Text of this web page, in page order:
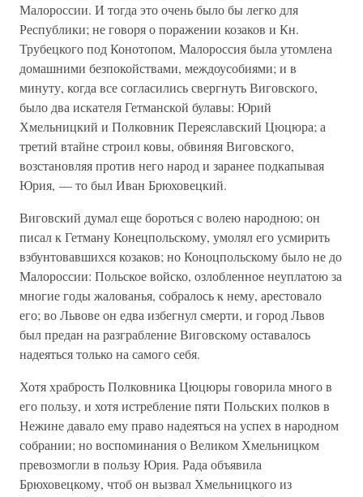
Малороссии. И тогда это очень было бы легко для
Республики; не говоря о поражении козаков и Кн.
Трубецкого под Конотопом, Малороссия была утомлена
домашними безпокойствами, междоусобиями; и в
минуту, когда все согласились свергнуть Виговского,
было два искателя Гетманской булавы: Юрий
Хмельницкий и Полковник Переяславский Цюцюра; а
третий втайне строил ковы, обвиняя Виговского,
возстановляя против него народ и заранее подкапывая
Юрия, — то был Иван Брюховецкий.
Виговский думал еще бороться с волею народною; он
писал к Гетману Конецпольскому, умолял его усмирить
взбунтовавшихся козаков; но Коноцпольскому было не до
Малороссии: Польское войско, озлобленное неуплатою за
многие годы жалованья, собралось к нему, арестовало
его; во Львове он едва избегнул смерти, и город Львов
был предан на разграбление Виговскому оставалось
надеяться только на самого себя.
Хотя храбрость Полковника Цюцюры говорила много в
его пользу, и хотя истребление пяти Польских полков в
Нежине давало ему право надеяться на успех в народном
собрании; но воспоминания о Великом Хмельницком
превозмогли в пользу Юрия. Рада объявила
Брюховецкому, чтоб он вызвал Хмельницкого из